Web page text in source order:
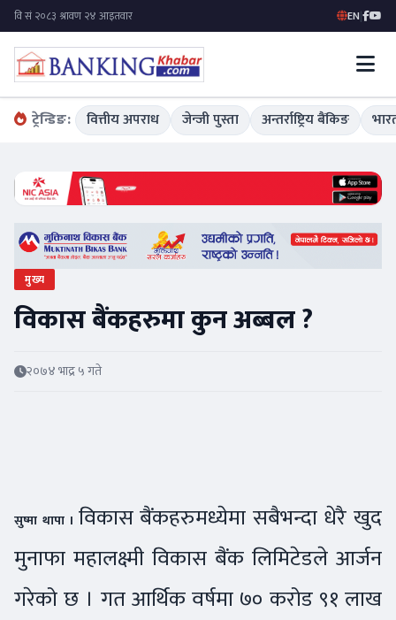
EN|
ट्रेन्डिङ: वित्तीय अपराध जेन्जी पुस्ता अन्तर्राष्ट्रिय बैंकिङ
मुख्य
विकास बैंकहरुमा कुन अब्बल ?
२०७४ भाद्र ५ गते
सुष्मा थापा । विकास बैंकहरुमध्येमा सबैभन्दा धेरै खुद
मुनाफा महालक्ष्मी विकास बैंक लिमिटेडले आर्जन
गरेको छ । गत आर्थिक वर्षमा ७० करोड ९१ लाख